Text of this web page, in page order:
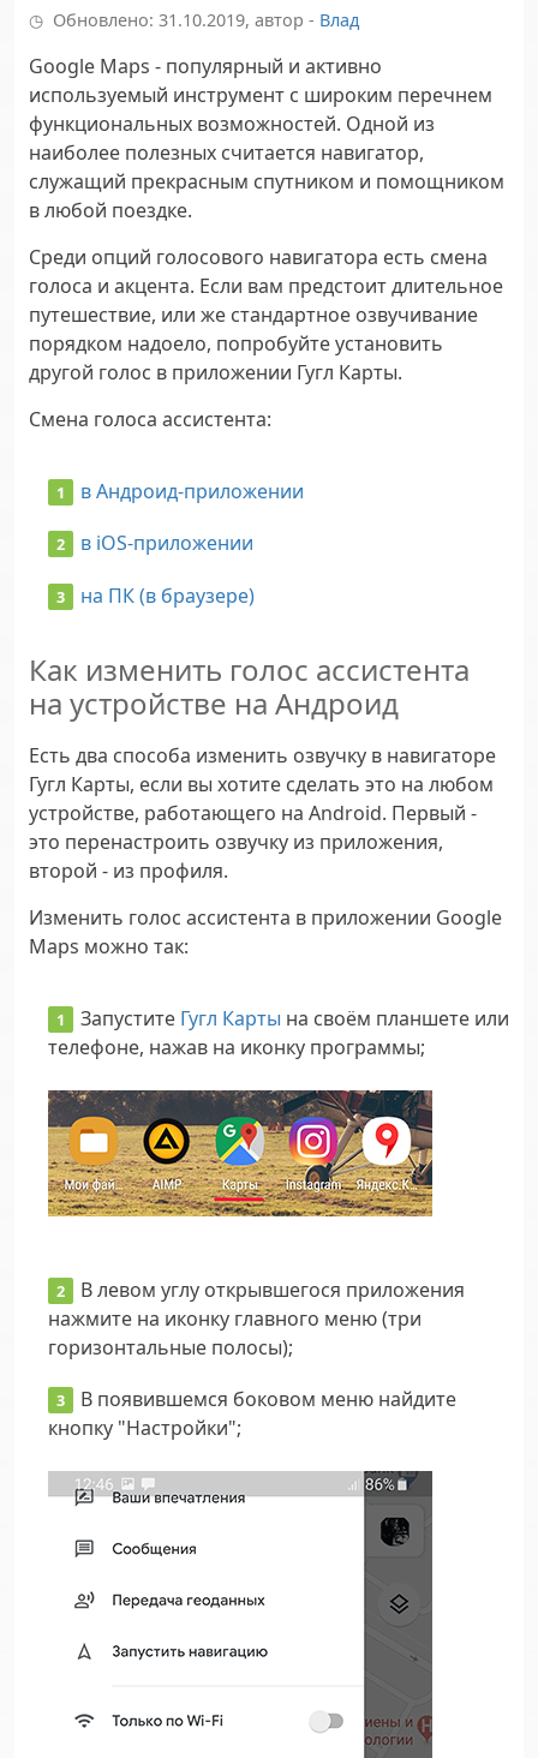
Обновлено: 31.10.2019, автор - Влад
Google Maps - популярный и активно
используемый инструмент с широким перечнем
функциональных возможностей. Одной из
наиболее полезных считается навигатор,
служащий прекрасным спутником и помощником
в любой поездке.
Среди опций голосового навигатора есть смена
голоса и акцента. Если вам предстоит длительное
путешествие, или же стандартное озвучивание
порядком надоело, попробуйте установить
другой голос в приложении Гугл Карты.
Смена голоса ассистента:
в Андроид-приложении
в iOS-приложении
на ПК (в браузере)
Как изменить голос ассистента
на устройстве на Андроид
Есть два способа изменить озвучку в навигаторе
Гугл Карты, если вы хотите сделать это на любом
устройстве, работающего на Android. Первый -
это перенастроить озвучку из приложения,
второй - из профиля.
Изменить голос ассистента в приложении Google
Maps можно так:
Запустите Гугл Карты на своём планшете или
телефоне, нажав на иконку программы;
В левом углу открывшегося приложения
нажмите на иконку главного меню (три
горизонтальные полосы);
В появившемся боковом меню найдите
кнопку "Настройки";